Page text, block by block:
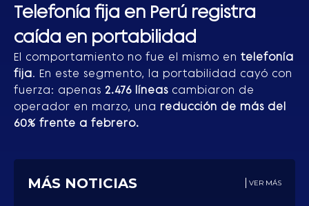
MÁS NOTICIAS VER MÁS
Telefonía fija en Perú registra
caída en portabilidad
El comportamiento no fue el mismo en telefonía
fija. En este segmento, la portabilidad cayó con
fuerza: apenas 2.476 líneas cambiaron de
operador en marzo, una reducción de más del
60% frente a febrero.